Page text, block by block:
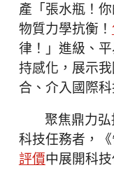
產「張水瓶！
物質力學抗衡！
律！」進級、
持感化，展示
合、介入國際
聚焦鼎力
科技任務者，
評價中展開科